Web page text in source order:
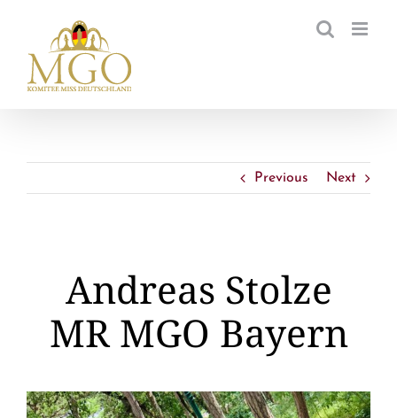
springen
Previous Next
Andreas Stolze
MR MGO Bayern